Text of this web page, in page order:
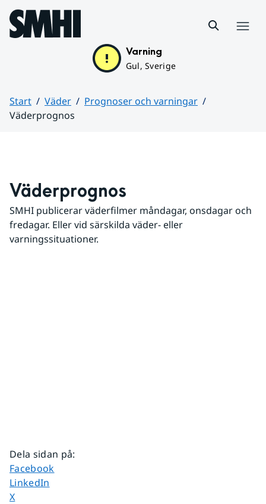
Hoppa till sidans innehåll
Varning
Gul, Sverige
Start Väder
Prognoser och varningar
Väderprognos
Väderprognos
SMHI publicerar väderfilmer måndagar, onsdagar och
fredagar. Eller vid särskilda väder- eller
varningssituationer.
Dela sidan på:
Dela sidan på
Facebook
Dela sidan på
LinkedIn
Dela sidan på
X